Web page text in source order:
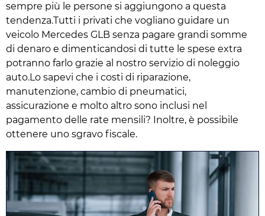
sempre più le persone si aggiungono a questa
tendenza.Tutti i privati che vogliano guidare un
veicolo Mercedes GLB senza pagare grandi somme
di denaro e dimenticandosi di tutte le spese extra
potranno farlo grazie al nostro servizio di noleggio
auto.Lo sapevi che i costi di riparazione,
manutenzione, cambio di pneumatici,
assicurazione e molto altro sono inclusi nel
pagamento delle rate mensili? Inoltre, è possibile
ottenere uno sgravo fiscale.